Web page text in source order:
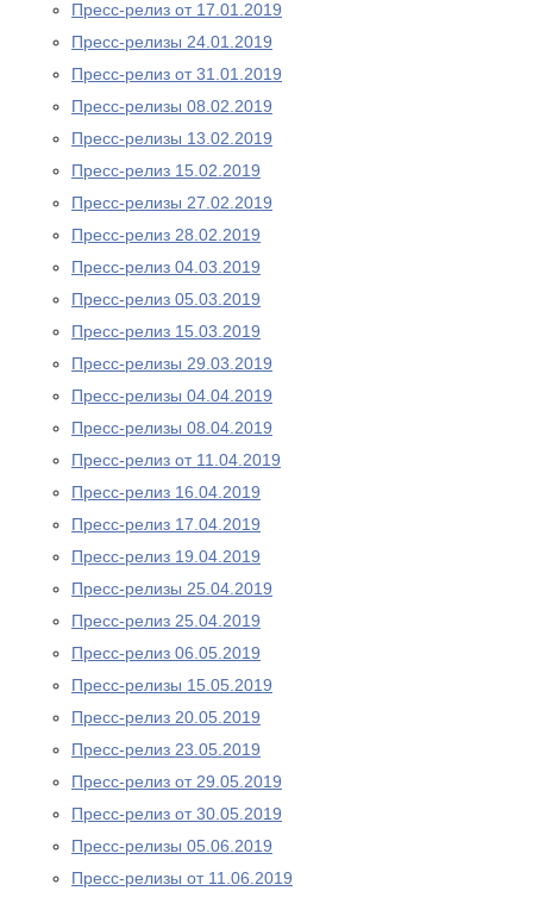
Пресс-релиз от 17.01.2019
Пресс-релизы 24.01.2019
Пресс-релиз от 31.01.2019
Пресс-релизы 08.02.2019
Пресс-релизы 13.02.2019
Пресс-релиз 15.02.2019
Пресс-релизы 27.02.2019
Пресс-релиз 28.02.2019
Пресс-релиз 04.03.2019
Пресс-релиз 05.03.2019
Пресс-релиз 15.03.2019
Пресс-релизы 29.03.2019
Пресс-релизы 04.04.2019
Пресс-релизы 08.04.2019
Пресс-релиз от 11.04.2019
Пресс-релиз 16.04.2019
Пресс-релиз 17.04.2019
Пресс-релиз 19.04.2019
Пресс-релизы 25.04.2019
Пресс-релиз 25.04.2019
Пресс-релиз 06.05.2019
Пресс-релизы 15.05.2019
Пресс-релиз 20.05.2019
Пресс-релиз 23.05.2019
Пресс-релиз от 29.05.2019
Пресс-релиз от 30.05.2019
Пресс-релизы 05.06.2019
Пресс-релизы от 11.06.2019